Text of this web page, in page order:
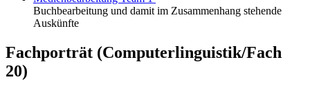
Buchbearbeitung und damit im Zusammenhang stehende
Auskünfte
Fachporträt (Computerlinguistik/Fach
20)